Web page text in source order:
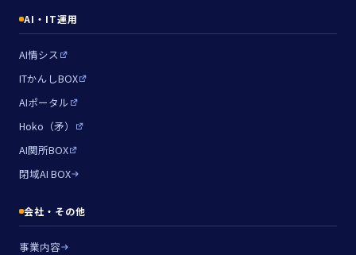
AI・IT運用
AI情シス
ITかんしBOX
AIポータル
Hoko（矛）
AI関所BOX
閉域AI BOX
会社・その他
事業内容